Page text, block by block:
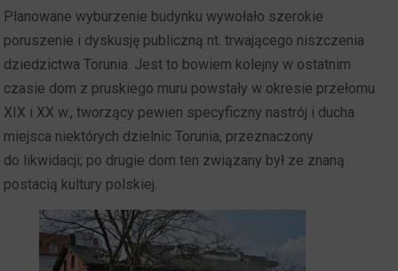
Planowane wyburzenie budynku wywołało szerokie
poruszenie i dyskusję publiczną nt. trwającego niszczenia
dziedzictwa Torunia. Jest to bowiem kolejny w ostatnim
czasie dom z pruskiego muru powstały w okresie przełomu
XIX i XX w., tworzący pewien specyficzny nastrój i ducha
miejsca niektórych dzielnic Torunia, przeznaczony
do likwidacji; po drugie dom ten związany był ze znaną
postacią kultury polskiej.